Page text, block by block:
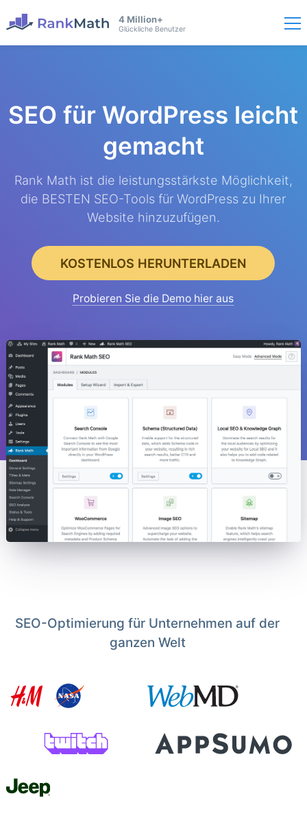
4 Million+
Glückliche Benutzer
SEO für WordPress leicht
gemacht
Rank Math ist die leistungsstärkste Möglichkeit,
die BESTEN SEO-Tools für WordPress zu Ihrer
Website hinzuzufügen.
KOSTENLOS HERUNTERLADEN
Probieren Sie die Demo hier aus
SEO-Optimierung für Unternehmen auf der
ganzen Welt